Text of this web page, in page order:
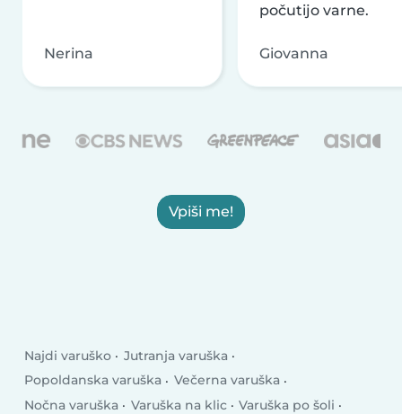
Nerina
počutijo varne.
Giovanna
Vpiši me!
Najdi varuško
Jutranja varuška
Popoldanska varuška
Večerna varuška
Nočna varuška
Varuška na klic
Varuška po šoli